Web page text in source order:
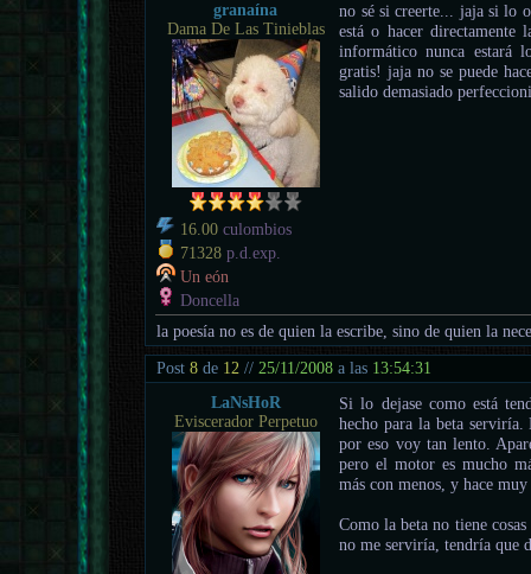
granaína
Dama De Las Tinieblas
16.00 culombios
71328 p.d.exp.
Un eón
Doncella
no sé si creerte... jaja si lo
está o hacer directamente
informático nunca estará
gratis! jaja no se puede
salido demasiado
la poesía no es de quien la escribe, sino de quien la
Post8 de 12 //25/11/2008 a las 13:54:31
LaNsHoR
Eviscerador Perpetuo
Si lo dejase como está
hecho para la beta serviría.
por eso voy tan lento.
pero el motor es mucho
más con menos, y hace
Como la beta no tiene
no me serviría, tendría que